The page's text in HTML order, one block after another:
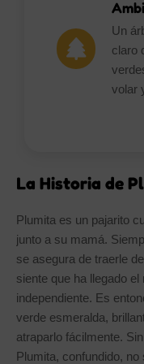
Un
claro
volar
La Historia de
Plumita es un pajarito
junto a su mamá.
se asegura de traerle
siente que ha llegado
independiente. Es
verde esmeralda,
atraparlo fácilmente.
Plumita, confundido, no